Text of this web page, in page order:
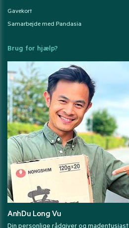
Gavekort
Samarbejde med Pandasia
Brug for hjælp?
AnhDu Long Vu